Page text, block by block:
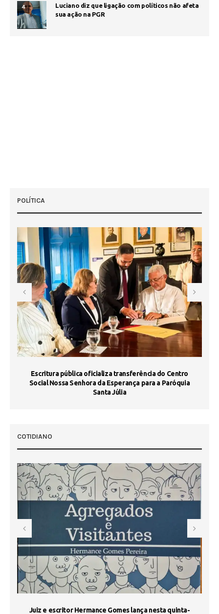
4
Luciano diz que ligação com políticos não afeta
sua ação na PGR
POLÍTICA
Escritura pública oficializa transferência do Centro
Social Nossa Senhora da Esperança para a Paróquia
Santa Júlia
COTIDIANO
Juiz e escritor Hermance Gomes lança nesta quinta-